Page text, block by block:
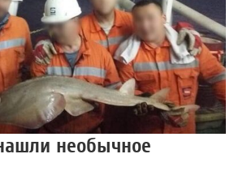
необычное